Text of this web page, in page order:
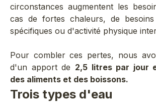
circonstances augmentent les
cas de fortes chaleurs, de besoins
spécifiques ou d'activité physique
Pour combler ces pertes, nous
d'un apport de 2,5 litres par jour
des aliments et des boissons.
Trois types d'eau